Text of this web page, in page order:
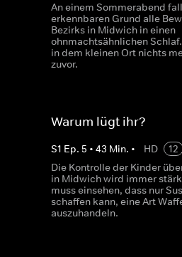
An einem Sommerabend
erkennbaren Grund alle
Bezirks in Midwich in einen
ohnmachtsähnlichen
in dem kleinen Ort nichts
zuvor.
Warum lügt ihr?
S1 Ep. 5 • 43 Min. • HD
12
Die Kontrolle der Kinder
in Midwich wird immer
muss einsehen, dass nur
schaffen kann, eine Art
auszuhandeln.